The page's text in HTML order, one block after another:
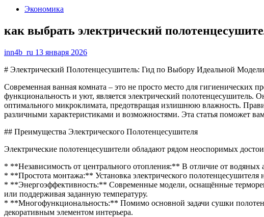
Экономика
как выбрать электрический
inn4b_ru 13 января 2026
# Электрический Полотенцесушитель: Гид по Выбору Идеальной
Современная ванная комната – это не просто место для гигиенических
функциональность и уют, является электрический полотенцесушитель.
оптимального микроклимата, предотвращая излишнюю влажность.
различными характеристиками и возможностями. Эта статья поможет
## Преимущества Электрического Полотенцесушителя
Электрические полотенцесушители обладают рядом неоспоримых
* **Независимость от центрального отопления:** В отличие от водяных
* **Простота монтажа:** Установка электрического полотенцесушителя
* **Энергоэффективность:** Современные модели, оснащённые
или поддерживая заданную температуру.
* **Многофункциональность:** Помимо основной задачи сушки
декоративным элементом интерьера.